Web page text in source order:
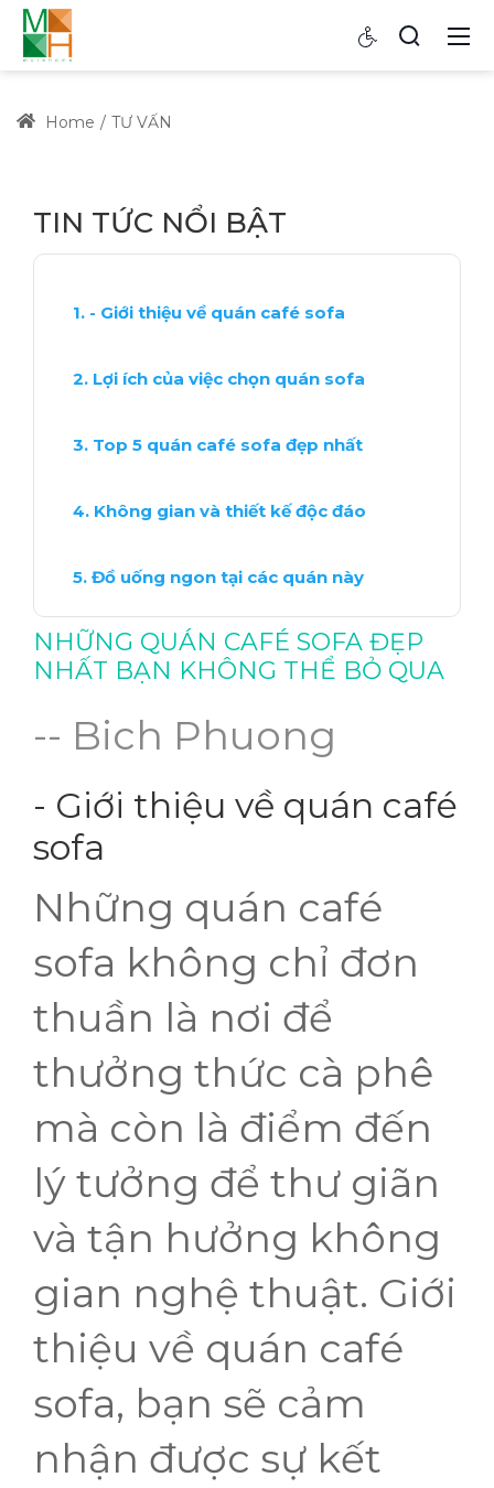
Home TƯ VẤN
TIN TỨC NỔI BẬT
- Giới thiệu về quán café sofa
Lợi ích của việc chọn quán sofa
Top 5 quán café sofa đẹp nhất
Không gian và thiết kế độc đáo
Đồ uống ngon tại các quán này
Gợi ý cho các buổi hẹn hò
Kết luận: Tại sao nên thử ngay?
NHỮNG QUÁN CAFÉ SOFA ĐẸP
NHẤT BẠN KHÔNG THỂ BỎ QUA
-- Bich Phuong
- Giới thiệu về quán café
sofa
Những quán café
sofa không chỉ đơn
thuần là nơi để
thưởng thức cà phê
mà còn là điểm đến
lý tưởng để thư giãn
và tận hưởng không
gian nghệ thuật. Giới
thiệu về quán café
sofa, bạn sẽ cảm
nhận được sự kết